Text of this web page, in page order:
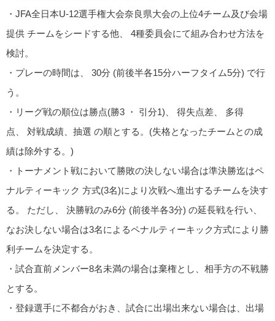
・JFA全日本U-12選手権大会奈良県大会の 上位4チーム 及び会場
提供 チームをシードする他 、 4種委員会にて組み合わせ方法を
検討。
・ プレーの時間は、 30分 (前後半各15分ハーフタイム5分) で行
う。
・リーグ戦の順位は勝点(勝3 ・ 引分1)、 得失点差、 多得
点、 対戦成績、抽選 の順とする。(失格となったチームとの成
績は除外する。)
・
トーナメント戦において勝敗の決しない場合は準決勝迄はペ
ナルティーキック 方式(3名)により 次戦へ進出するチームを決す
る。 ただし、 決勝戦のみ6分 (前後半各3分) の延長戦を行い、
なお決しない場合は3名によるペナルティーキック方式により 勝
利 チームを決定する。
・試合直前メンバー8名未満の場合は棄権とし、相手方の不戦勝
とする。
・登録選手に不都合がおき、試合に出場出来ない場合は、出場